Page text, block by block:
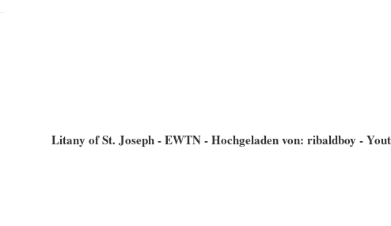
Litany of St. Joseph - EWTN - Hochgeladen von: ribaldboy -